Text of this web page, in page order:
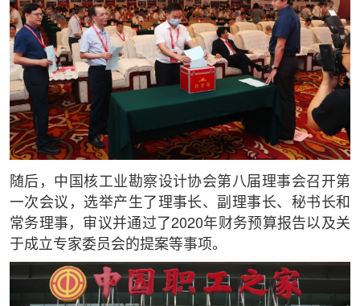
随后，中国核工业勘察设计协会第八届理事会召开第
一次会议，选举产生了理事长、副理事长、秘书长和
常务理事，审议并通过了2020年财务预算报告以及关
于成立专家委员会的提案等事项。